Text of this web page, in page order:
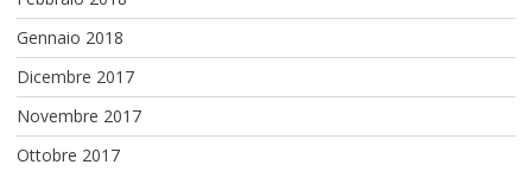
Gennaio 2018
Dicembre 2017
Novembre 2017
Ottobre 2017